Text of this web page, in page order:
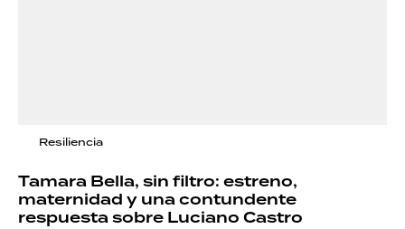
Resiliencia
Tamara Bella, sin filtro: estreno,
maternidad y una contundente
respuesta sobre Luciano Castro